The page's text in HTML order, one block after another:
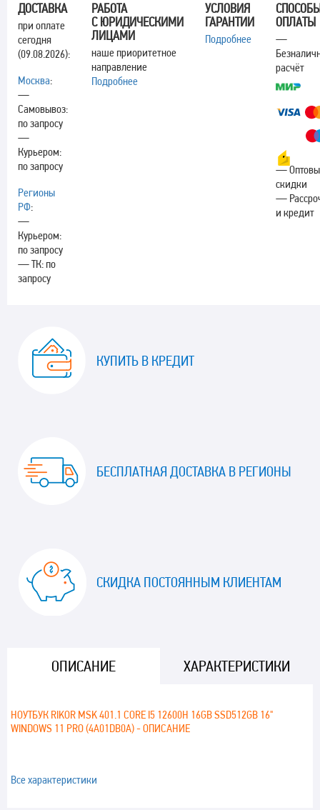
ДОСТАВКА
при оплате
сегодня
(09.08.2026):
Москва:
—
Самовывоз:
по запросу
—
Курьером:
по запросу
Регионы
РФ:
—
Курьером:
по запросу
— ТК: по
запросу
РАБОТА
С ЮРИДИЧЕСКИМИ
ЛИЦАМИ
наше приоритетное
направление
Подробнее
УСЛОВИЯ
ГАРАНТИИ
Подробнее
ОПЛАТЫ
—
расчёт
—
скидки
—
и кредит
КУПИТЬ В КРЕДИТ
БЕСПЛАТНАЯ ДОСТАВКА В РЕГИОНЫ
СКИДКА ПОСТОЯННЫМ КЛИЕНТАМ
ОПИСАНИЕ ХАРАКТЕРИСТИКИ
НОУТБУК RIKOR MSK 401.1 CORE I5 12600H 16GB SSD512GB 16"
WINDOWS 11 PRO (4A01DB0A) - ОПИСАНИЕ
Все характеристики